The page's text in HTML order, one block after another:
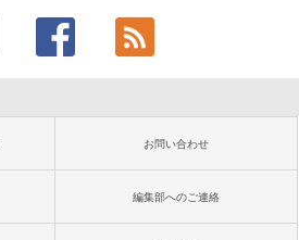
お問い合わせ
編集部へのご連絡